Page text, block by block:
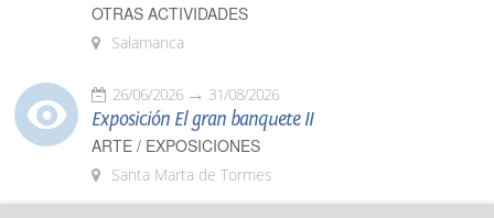
OTRAS ACTIVIDADES
Salamanca
26/06/2026 31/08/2026
Exposición El gran banquete II
ARTE / EXPOSICIONES
Santa Marta de Tormes